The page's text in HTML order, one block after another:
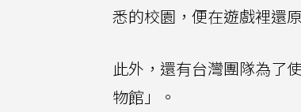
悉的校園，便在遊戲裡還
此外，還有台灣團隊為了
物館」。